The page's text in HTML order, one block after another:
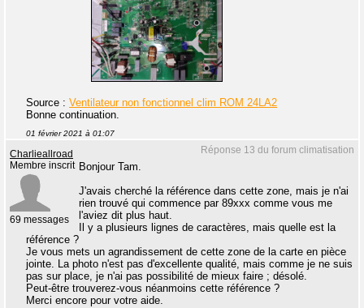
Source : Ventilateur non fonctionnel clim ROM 24LA2
Bonne continuation.
01 février 2021 à 01:07
Réponse 13 du forum climatisation
Charlieallroad
Membre inscrit
69 messages
Bonjour Tam.
J'avais cherché la référence dans cette zone, mais je n'ai
rien trouvé qui commence par 89xxx comme vous me
l'aviez dit plus haut.
Il y a plusieurs lignes de caractères, mais quelle est la
référence ?
Je vous mets un agrandissement de cette zone de la carte en pièce
jointe. La photo n'est pas d'excellente qualité, mais comme je ne suis
pas sur place, je n'ai pas possibilité de mieux faire ; désolé.
Peut-être trouverez-vous néanmoins cette référence ?
Merci encore pour votre aide.